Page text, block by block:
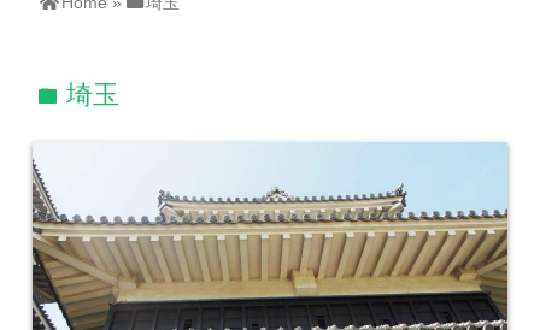
folder 埼玉